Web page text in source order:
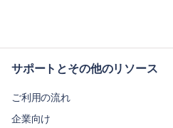
サポートとその他のリソース
ご利用の流れ
企業向け